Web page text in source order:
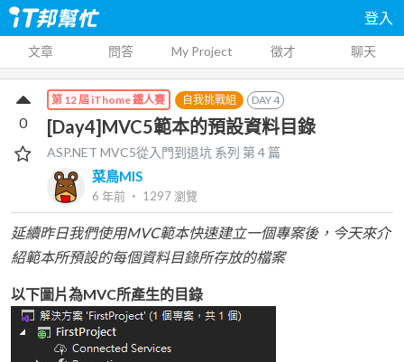
登入
文章 問答 My Project 徵才 聊天
第 12 屆 iThome 鐵人賽 自我挑戰組 DAY4
[Day4]MVC5範本的預設資料目錄
ASP.NET MVC5從入門到退坑 系列 第4 篇
菜鳥MIS
6 年前 ‧ 1297瀏覽
0
延續昨日我們使用MVC範本快速建立一個專案後，今天來介
紹範本所預設的每個資料目錄所存放的檔案
以下圖片為MVC所產生的目錄